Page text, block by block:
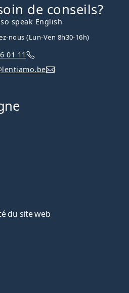
de conseils?
speak English
nous (Lun-Ven 8h30-16h)
01 11
du site web